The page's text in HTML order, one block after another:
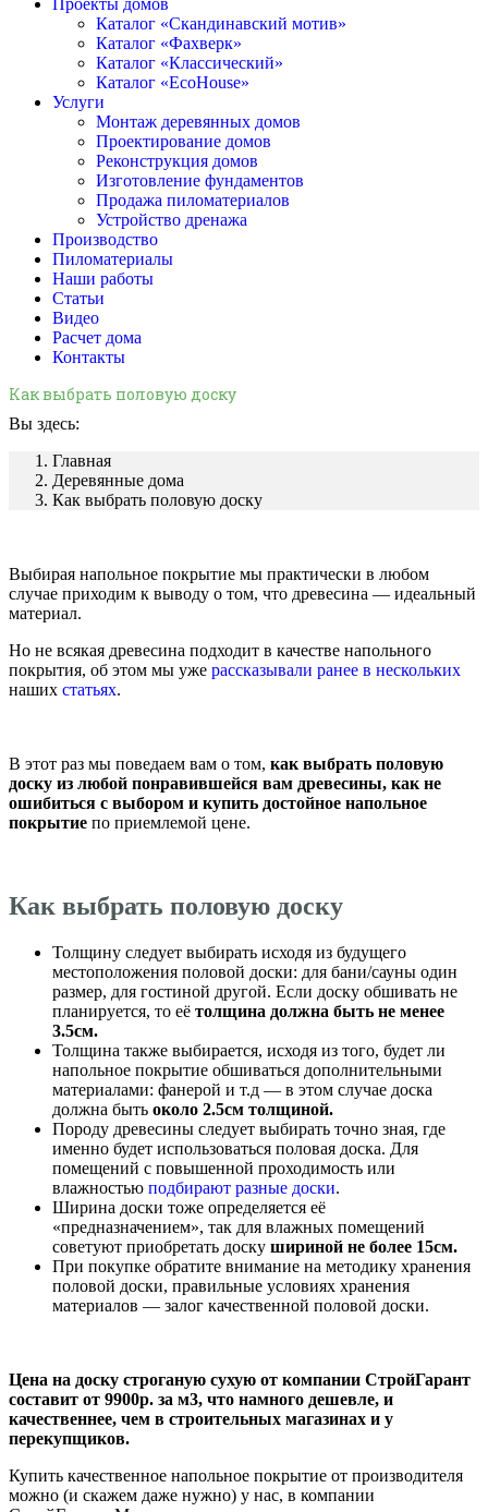
Проекты домов
Каталог «Скандинавский мотив»
Каталог «Фахверк»
Каталог «Классический»
Каталог «EcoHouse»
Услуги
Монтаж деревянных домов
Проектирование домов
Реконструкция домов
Изготовление фундаментов
Продажа пиломатериалов
Устройство дренажа
Производство
Пиломатериалы
Наши работы
Статьи
Видео
Расчет дома
Контакты
Как выбрать половую доску
Вы здесь:
Главная
Деревянные дома
Как выбрать половую доску
Выбирая напольное покрытие мы практически в любом
случае приходим к выводу о том, что древесина — идеальный
материал.
Но не всякая древесина подходит в качестве напольного
покрытия, об этом мы уже рассказывали ранее в нескольких
наших статьях.
В этот раз мы поведаем вам о том, как выбрать половую
доску из любой понравившейся вам древесины, как не
ошибиться с выбором и купить достойное напольное
покрытие по приемлемой цене.
Как выбрать половую доску
Толщину следует выбирать исходя из будущего
местоположения половой доски: для бани/сауны один
размер, для гостиной другой. Если доску обшивать не
планируется, то её толщина должна быть не менее
3.5см.
Толщина также выбирается, исходя из того, будет ли
напольное покрытие обшиваться дополнительными
материалами: фанерой и т.д — в этом случае доска
должна быть около 2.5см толщиной.
Породу древесины следует выбирать точно зная, где
именно будет использоваться половая доска. Для
помещений с повышенной проходимость или
влажностью подбирают разные доски.
Ширина доски тоже определяется её
«предназначением», так для влажных помещений
советуют приобретать доску шириной не более 15см.
При покупке обратите внимание на методику хранения
половой доски, правильные условиях хранения
материалов — залог качественной половой доски.
Цена на доску строганую сухую от компании СтройГарант
составит от 9900р. за м3, что намного дешевле, и
качественнее, чем в строительных магазинах и у
перекупщиков.
Купить качественное напольное покрытие от производителя
можно (и скажем даже нужно) у нас, в компании